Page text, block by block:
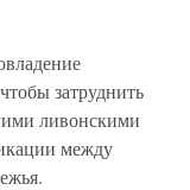
затруднить
ливонскими
между